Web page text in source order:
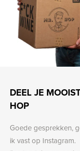
DEEL JE
HOP
Goede gesprekken,
ik vast op Instagram.